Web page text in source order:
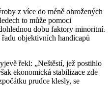
z více do méně ohrožených
to může pomoci
dobu faktory minoritní.
objektivních handicapů
řekl: „Neštěstí, jež postihlo
ekonomická stabilizace zde
prudce klesly, se